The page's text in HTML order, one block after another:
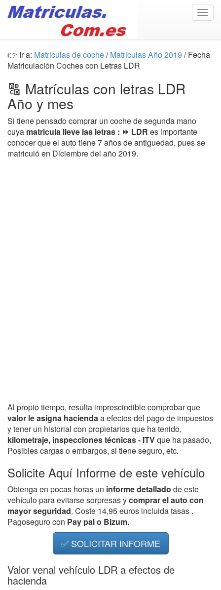
👉 Ir a: Matriculas de coche/Matriculas Año 2019 / Fecha
Matriculación Coches con Letras LDR
🔠 Matrículas con letras LDR
Año y mes
Si tiene pensado comprar un coche de segunda mano
cuya matricula lleve las letras : ⏩ LDR es importante
conocer que el auto tiene 7 años de antiguedad, pues se
matriculó en Diciembre del año 2019.
Al propio tiempo, resulta imprescindible comprobar que
valor le asigna haciendaa efectos del pago de impuestos
y tener un historial con propietarios que ha tenido,
kilometraje, inspecciones técnicas - ITVque ha pasado,
Posibles cargas o embargos, si tiene seguro, etc.
Solicite Aquí Informe de este vehículo
Obtenga en pocas horas un informe detallado de este
vehículo para evitarse sorpresas ycomprar el auto con
mayor seguridad. Coste 14,95 euros incluida tasas .
Pagoseguro con Pay pal o Bizum.
✅ SOLICITAR INFORME
Valor venal vehículo LDR a efectos de
hacienda